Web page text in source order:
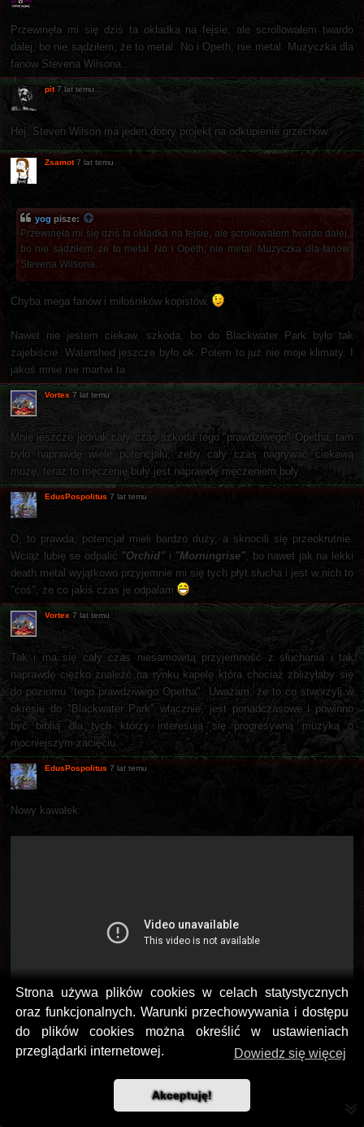
Strona używa plików cookies w celach statystycznych
oraz funkcjonalnych. Warunki przechowywania i dostępu
do plików cookies można określić w ustawieniach
przeglądarki internetowej.
Dowiedz się więcej
Akceptuję!
Przewinęła mi się dziś ta okładka na fejsie, ale scrollowałem twardo
dalej, bo nie sądziłem, że to metal. No i Opeth, nie metal. Muzyczka dla
fanów Stevena Wilsona.
pit 7 lat temu
Hej. Steven Wilson ma jeden dobry projekt na odkupienie grzechów.
Zsamot 7 lat temu
yog pisze:
Przewinęła mi się dziś ta okładka na fejsie, ale scrollowałem twardo dalej,
bo nie sądziłem, że to metal. No i Opeth, nie metal. Muzyczka dla fanów
Stevena Wilsona.
Chyba mega fanów i miłośników kopistów.
Nawet nie jestem ciekaw, szkoda, bo do Blackwater Park było tak
zajebiście. Watershed jeszcze było ok. Potem to już nie moje klimaty. I
jakoś mnie nie martwi ta
Vortex 7 lat temu
Mnie jeszcze jednak cały czas szkoda tego "prawdziwego" Opetha, tam
było naprawdę wiele potencjału, żeby cały czas nagrywać ciekawą
muzę, teraz to męczenie buły jest naprawdę męczeniem buły.
EdusPospolitus 7 lat temu
O, to prawda, potencjał mieli bardzo duży, a sknocili się przeokrutnie.
Wciąż lubię se odpalić "Orchid" i "Morningrise" , bo nawet jak na lekki
death metal wyjątkowo przyjemnie mi się tych płyt słucha i jest w nich to
"coś", że co jakiś czas je odpalam
Vortex 7 lat temu
Tak i ma się cały czas niesamowitą przyjemność z słuchania i tak
naprawdę ciężko znaleźć na rynku kapelę która chociaż zbliżyłaby się
do poziomu "tego prawdziwego Opetha". Uważam, że to co stworzyli w
okresie do "Blackwater Park" włącznie, jest ponadczasowe i powinno
być biblią dla tych którzy interesują się progresywną muzyką o
mocniejszym zacięciu.
EdusPospolitus 7 lat temu
Nowy kawałek:
Trochę smętnie i nudno, ale chyba nie aż tak źle.